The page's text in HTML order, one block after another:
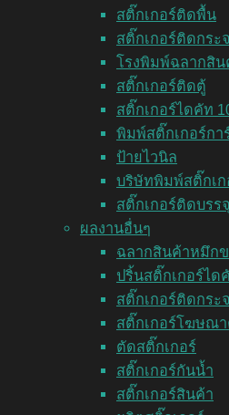
สติ๊กเกอร์ติดพื้น
สติ๊กเกอร์ติดกระ
โรงพิมพ์ฉลากสิน
สติ๊กเกอร์ติดตู้
สติ๊กเกอร์ไดคัท
พิมพ์สติ๊กเกอร์กา
ป้ายไวนิล
บริษัทพิมพ์สติ๊กเก
สติ๊กเกอร์ติดบร
ผลงานอื่นๆ
ฉลากสินค้าหมึก
ปริ้นสติ๊กเกอร์ได
สติ๊กเกอร์ติดกระ
สติ๊กเกอร์โฆษณ
ตัดสติ๊กเกอร์
สติ๊กเกอร์กันน้ำ
สติ๊กเกอร์สินค้า